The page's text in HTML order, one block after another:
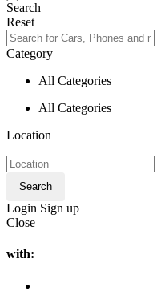
Search
Reset
Category
All Categories
All Categories
Location
Search
Login Sign up
Close
with: